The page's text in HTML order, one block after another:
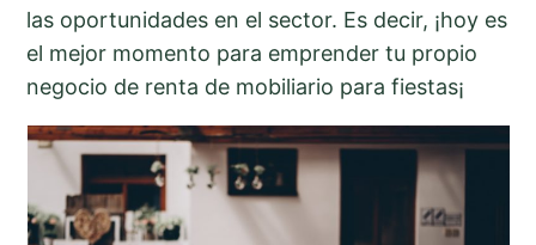
las oportunidades en el sector. Es decir, ¡hoy es
el mejor momento para emprender tu propio
negocio de renta de mobiliario para fiestas¡